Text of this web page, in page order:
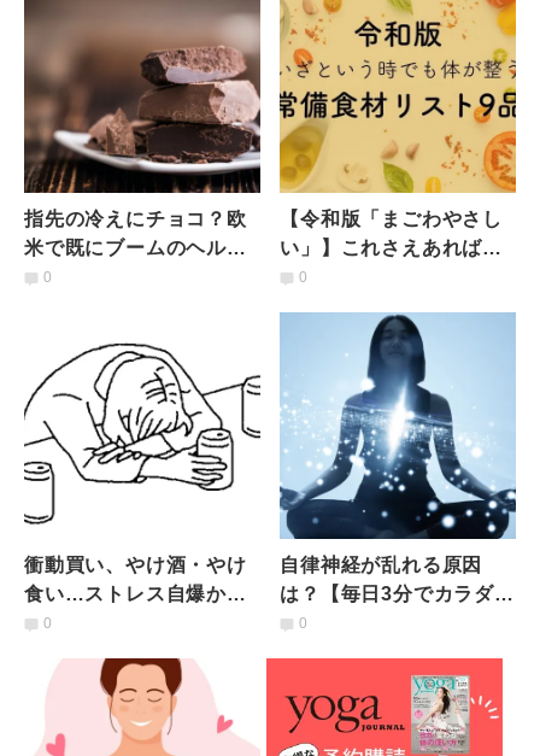
指先の冷えにチョコ？欧
米で既にブームのヘルシ
ーチョコ「ローチョコ」
0
【令和版「まごわやさし
い」】これさえあれば！
いざという時でも体が整
0
衝動買い、やけ酒・やけ
食い…ストレス自爆から
卒業するために｜臨床心
クとは
0
自律神経が乱れる原因
は？【毎日3分でカラダが
変わる】自律神経をセル
0